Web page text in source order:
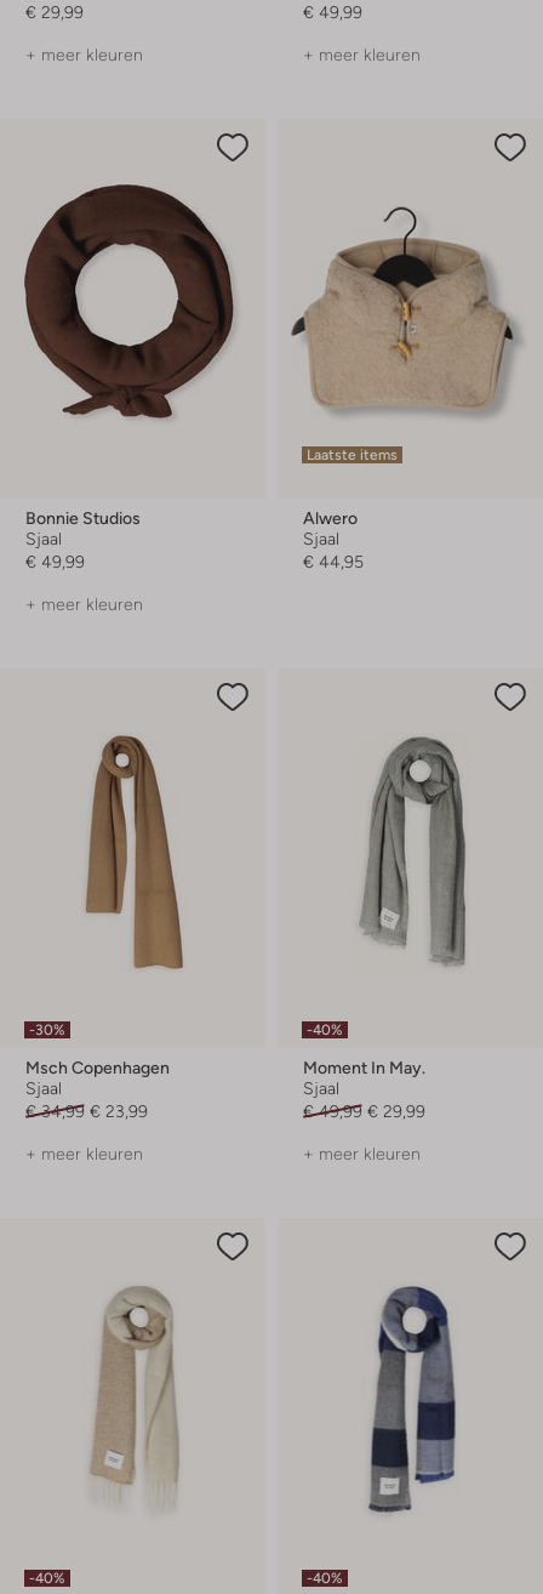
€ 29,99
+ meer kleuren
€ 49,99
+ meer kleuren
Bonnie Studios
Sjaal
€ 49,99
+ meer kleuren
Laatste items
Alwero
Sjaal
€ 44,95
-30%
Msch Copenhagen
Sjaal
€ 34,99 € 23,99
+ meer kleuren
-40%
Moment In May.
Sjaal
€ 49,99 € 29,99
+ meer kleuren
-40% -40%